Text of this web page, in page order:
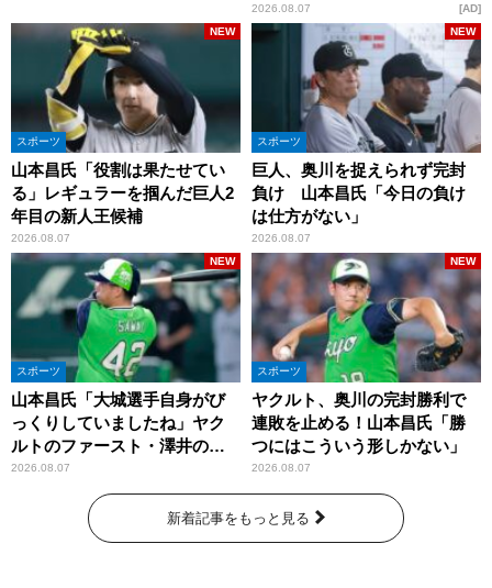
2026.08.07 AD
スポーツ
山本昌氏「役割は果たせてい
る」レギュラーを掴んだ巨人2
年目の新人王候補
2026.08.07
NEW
スポーツ
巨人、奥川を捉えられず完封
負け 山本昌氏「今日の負け
は仕方がない」
2026.08.07
NEW
スポーツ
山本昌氏「大城選手自身がび
っくりしていましたね」ヤク
ルトのファースト・澤井の判
断を評価
2026.08.07
NEW
スポーツ
ヤクルト、奥川の完封勝利で
連敗を止める！山本昌氏「勝
つにはこういう形しかない」
2026.08.07
NEW
新着記事をもっと見る